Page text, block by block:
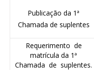
Publicação da 1ª
Chamada de suplentes
Requerimento de
matrícula da 1ª
Chamada de suplentes.